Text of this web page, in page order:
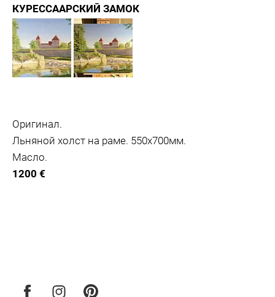
КУРЕССААРСКИЙ ЗАМОК
Оригинал.
Льняной холст на раме. 550х700мм.
Масло.
1200 €